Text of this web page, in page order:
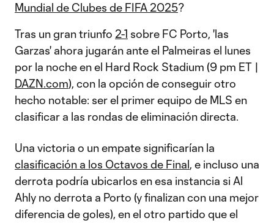
Mundial de Clubes de FIFA 2025?
Tras un gran triunfo 2-1 sobre FC Porto, 'las
Garzas' ahora jugarán ante el Palmeiras el lunes
por la noche en el Hard Rock Stadium (9 pm ET |
DAZN.com), con la opción de conseguir otro
hecho notable: ser el primer equipo de MLS en
clasificar a las rondas de eliminación directa.
Una victoria o un empate significarían la
clasificación a los Octavos de Final, e incluso una
derrota podría ubicarlos en esa instancia si Al
Ahly no derrota a Porto (y finalizan con una mejor
diferencia de goles), en el otro partido que el